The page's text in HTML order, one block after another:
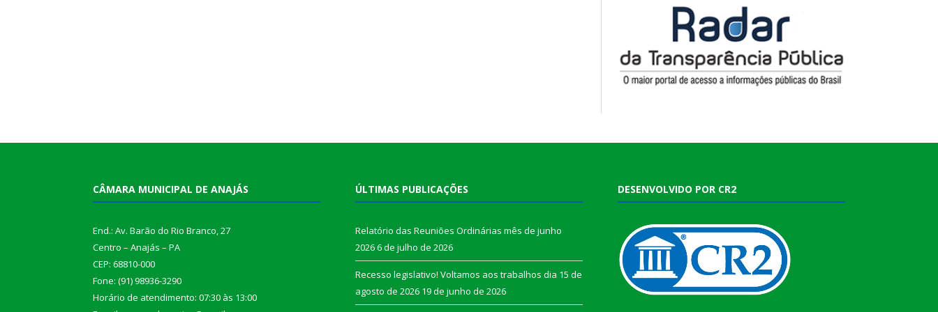
CÂMARA MUNICIPAL DE ANAJÁS
End.: Av. Barão do Rio Branco, 27
Centro – Anajás – PA
CEP: 68810-000
Fone: (91) 98936-3290
Horário de atendimento: 07:30 às 13:00
ÚLTIMAS PUBLICAÇÕES
Relatório das Reuniões Ordinárias mês de junho
20266 de julho de 2026
Recesso legislativo! Voltamos aos trabalhos dia 15 de
agosto de 2026 19 de junho de 2026
DESENVOLVIDO POR CR2